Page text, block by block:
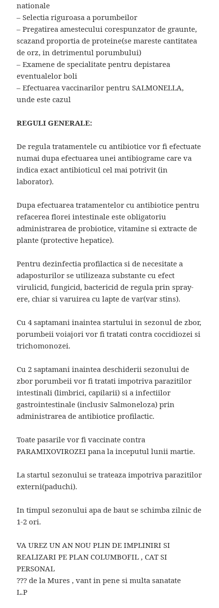
nationale
– Selectia riguroasa a porumbeilor
– Pregatirea amestecului corespunzator de graunte,
scazand proportia de proteine(se mareste cantitatea
de orz, in detrimentul porumbului)
– Examene de specialitate pentru depistarea
eventualelor boli
– Efectuarea vaccinarilor pentru SALMONELLA,
unde este cazul
REGULI GENERALE:
De regula tratamentele cu antibiotice vor fi efectuate
numai dupa efectuarea unei antibiograme care va
indica exact antibioticul cel mai potrivit (in
laborator).
Dupa efectuarea tratamentelor cu antibiotice pentru
refacerea florei intestinale este obligatoriu
administrarea de probiotice, vitamine si extracte de
plante (protective hepatice).
Pentru dezinfectia profilactica si de necesitate a
adaposturilor se utilizeaza substante cu efect
virulicid, fungicid, bactericid de regula prin spray-
ere, chiar si varuirea cu lapte de var(var stins).
Cu 4 saptamani inaintea startului in sezonul de zbor,
porumbeii voiajori vor fi tratati contra coccidiozei si
trichomonozei.
Cu 2 saptamani inaintea deschiderii sezonului de
zbor porumbeii vor fi tratati impotriva parazitilor
intestinali (limbrici, capilarii) si a infectiilor
gastrointestinale (inclusiv Salmoneloza) prin
administrarea de antibiotice profilactic.
Toate pasarile vor fi vaccinate contra
PARAMIXOVIROZEI pana la inceputul lunii martie.
La startul sezonului se trateaza impotriva parazitilor
externi(paduchi).
In timpul sezonului apa de baut se schimba zilnic de
1-2 ori.
VA UREZ UN AN NOU PLIN DE IMPLINIRI SI
REALIZARI PE PLAN COLUMBOFIL , CAT SI
PERSONAL
??? de la Mures , vant in pene si multa sanatate
L.P